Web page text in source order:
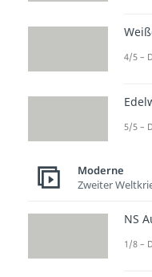
Die
du
4/5 –
5/5 –
Moderne
Zweiter
NS
1/8 –